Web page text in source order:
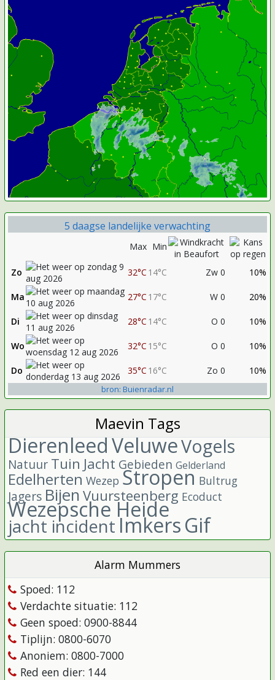
5 daagse landelijke verwachting
Max Min
Zo 32°C 14°C Zw 0 10%
Ma 27°C 17°C W 0 20%
Di 28°C 14°C O 0 10%
Wo 32°C 15°C O 0 10%
Do 35°C 16°C Zo 0 10%
bron: Buienradar.nl
Maevin Tags
DierenleedVeluweVogels
Natuur Tuin Jacht Gebieden Gelderland
Edelherten Wezep Stropen Bultrug
Jagers BijenVuursteenberg Ecoduct
Wezepsche Heide
jacht incidentImkersGif
Alarm Mummers
Spoed: 112
Verdachte situatie: 112
Geen spoed: 0900-8844
Tiplijn: 0800-6070
Anoniem: 0800-7000
Red een dier: 144